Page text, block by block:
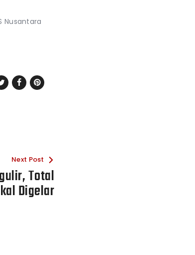
Nusantara
Next Post
Total
Digelar